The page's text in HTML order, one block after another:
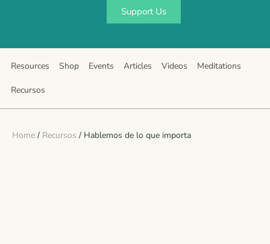
Support Us
Resources Shop Events Articles Videos Meditations
Recursos
Home / Recursos / Hablemos de lo que importa